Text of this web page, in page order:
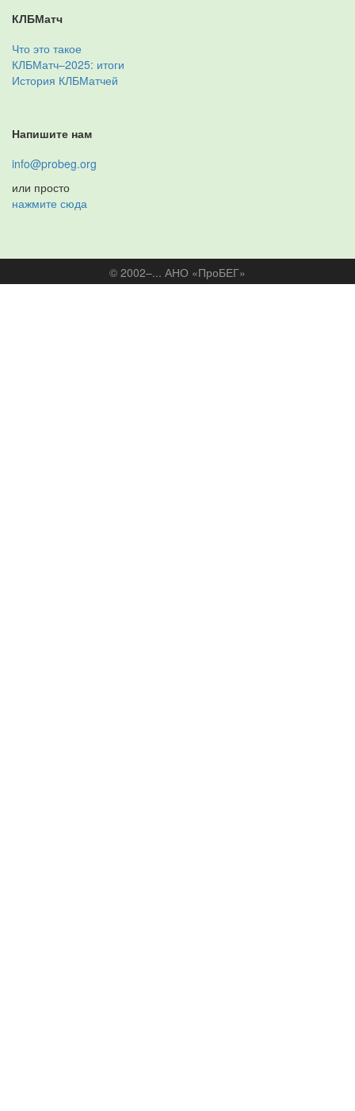
КЛБМатч
Что это такое
КЛБМатч–2025: итоги
История КЛБМатчей
Напишите нам
info@probeg.org
или просто
нажмите сюда
© 2002–... АНО «ПроБЕГ»